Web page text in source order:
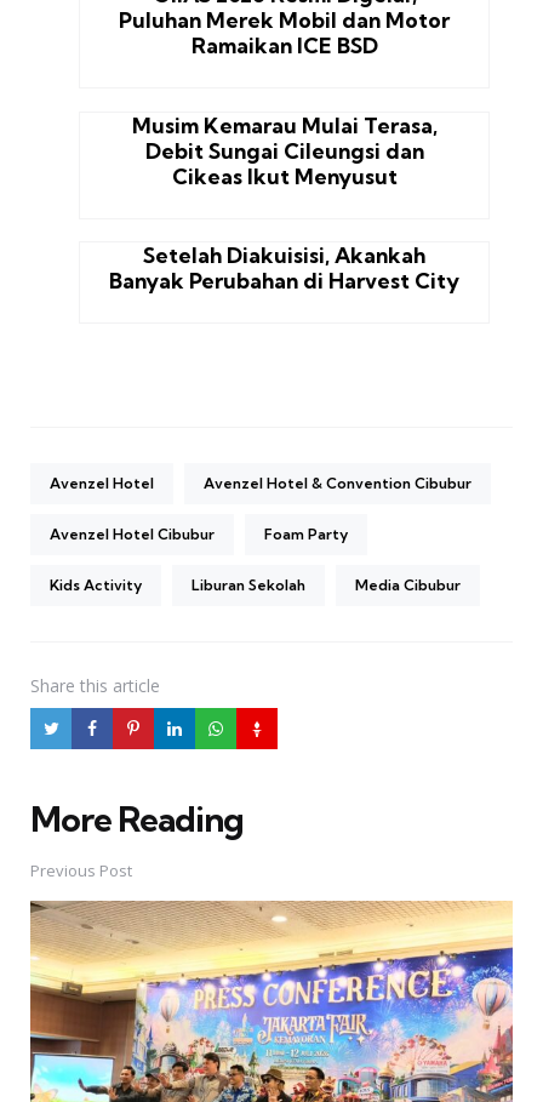
Puluhan Merek Mobil dan Motor
Ramaikan ICE BSD
Musim Kemarau Mulai Terasa,
Debit Sungai Cileungsi dan
Cikeas Ikut Menyusut
Setelah Diakuisisi, Akankah
Banyak Perubahan di Harvest City
Avenzel Hotel Avenzel Hotel & Convention Cibubur
Avenzel Hotel Cibubur Foam Party
Kids Activity Liburan Sekolah Media Cibubur
Share this article
More Reading
Post
navigation
Previous Post